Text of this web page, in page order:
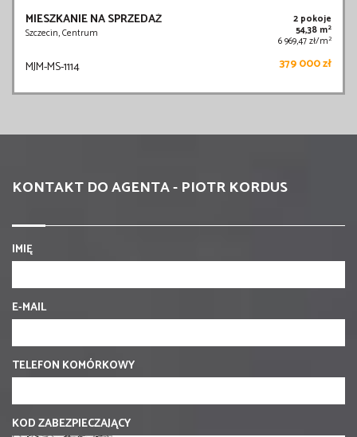
MIESZKANIE NA SPRZEDAŻ
Szczecin, Centrum
2 pokoje
54,38 m2
6 969,47 zł/m2
MJM-MS-1114 379 000 zł
KONTAKT DO AGENTA - PIOTR KORDUS
IMIĘ
E-MAIL
TELEFON KOMÓRKOWY
KOD ZABEZPIECZAJĄCY